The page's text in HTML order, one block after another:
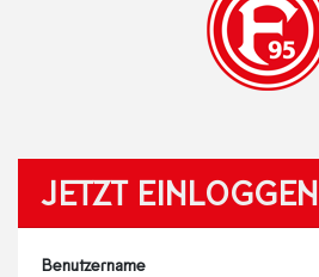
JETZT EINLOGGEN
Benutzername